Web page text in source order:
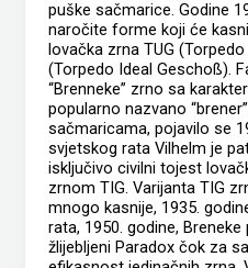
puške sačmarice. Godine
naročite forme koji će
lovačka zrna TUG
(Torpedo Ideal Geschoß).
“Brenneke” zrno sa
popularno nazvano
sačmaricama, pojavilo se
svjetskog rata Vilhelm je
isključivo civilni tojest
zrnom TIG. Varijanta TIG
mnogo kasnije, 1935.
rata, 1950. godine,
žlijebljeni Paradox čok za